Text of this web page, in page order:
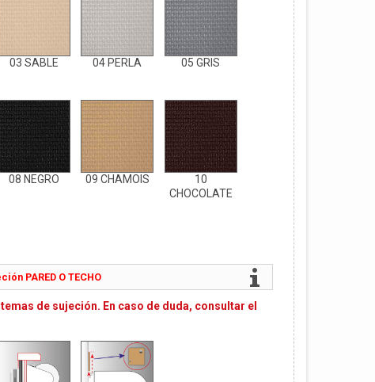
03 SABLE 04 PERLA 05 GRIS
08 NEGRO 09 CHAMOIS
10
CHOCOLATE
PARED O TECHO
de sujeción. En caso de duda, consultar el